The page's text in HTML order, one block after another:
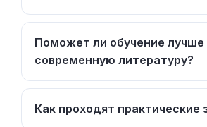
Поможет ли обучение
современную литературу?
Как проходят практические